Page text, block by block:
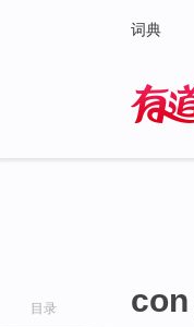
词典
目录